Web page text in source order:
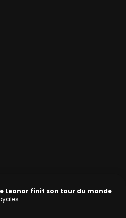
Leonor finit son tour du monde